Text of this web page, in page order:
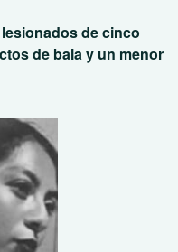
de cinco
de bala y un menor